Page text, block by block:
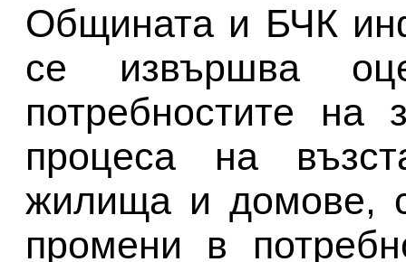
Общината и БЧК
се извършва
потребностите на
процеса на
жилища и домове,
промени в